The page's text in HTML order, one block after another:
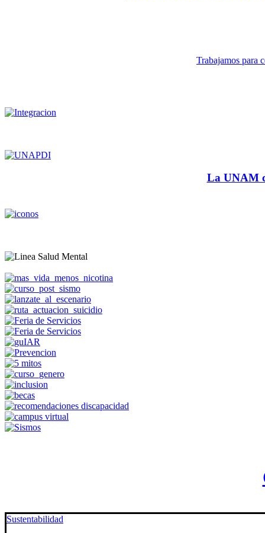
Trabajamos para
La UNAM
Sustentabilidad